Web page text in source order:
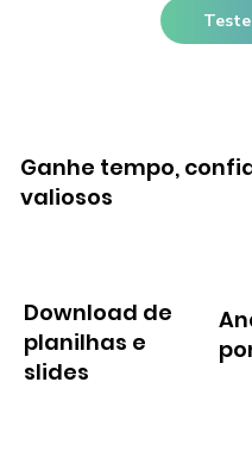
Download de
planilhas e
slides
Ganhe tempo,
valiosos